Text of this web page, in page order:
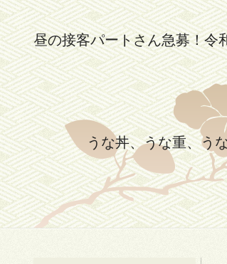
昼の接客パートさん急募！
うな丼、うな重、う